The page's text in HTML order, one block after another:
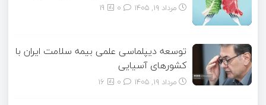
مرداد ۱۹, ۱۴۰۵ 19
توسعه دیپلماسی علمی بیمه سلامت ایران با
کشورهای آسیایی
مرداد ۱۹, ۱۴۰۵ 16